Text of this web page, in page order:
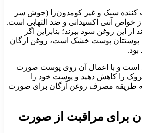
سبک و غیر کومدون‌زا (جوش سر
آنتی اکسیدانی و ضد التهابی است.
این روغن سود ببرند؛ بنابراین اگر
یا پوستتان پوست خشک است، روغن ارگان
است و با اعمال آن روی پوست صورت
را کاهش دهید و پوست خود را
به طریقه مصرف روغن آرگان برای صورت
برای مراقبت از صورت